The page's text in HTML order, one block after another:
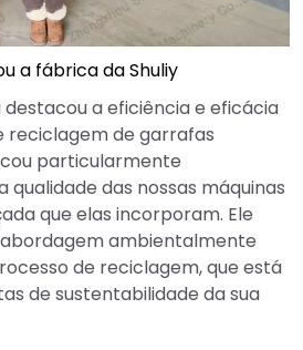
a fábrica da Shuliy
destacou a eficiência e eficácia
reciclagem de garrafas
particularmente
qualidade das nossas máquinas
que elas incorporam. Ele
ambientalmente
de reciclagem, que está
de sustentabilidade da sua